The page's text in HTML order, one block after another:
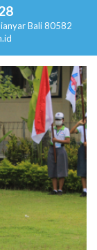
Bali 80582